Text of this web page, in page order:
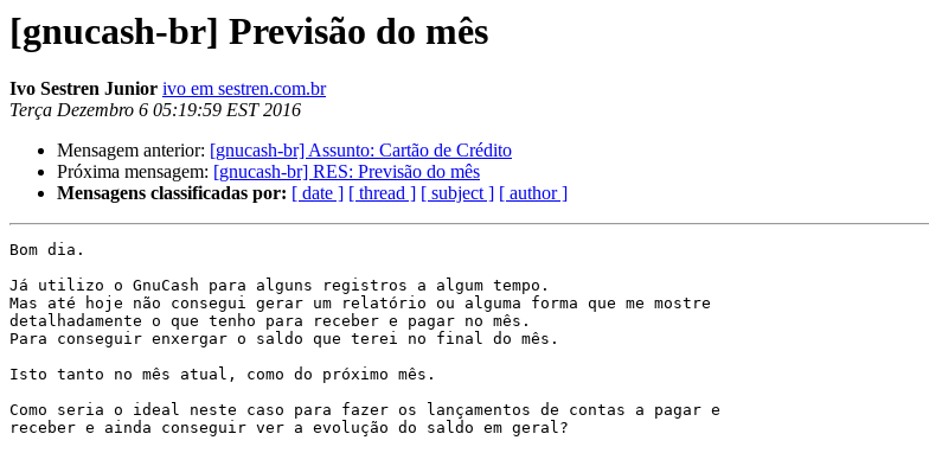
[gnucash-br] Previsão do mês
Ivo Sestren Junior ivo em sestren.com.br
Terça Dezembro 6 05:19:59 EST 2016
Mensagem anterior: [gnucash-br] Assunto: Cartão de Crédito
Próxima mensagem: [gnucash-br] RES: Previsão do mês
Mensagens classificadas por: [ date ] [ thread ] [ subject ] [ author ]
Bom dia.
Já utilizo o GnuCash para alguns registros a algum tempo.
Mas até hoje não consegui gerar um relatório ou alguma forma que me mostre
detalhadamente o que tenho para receber e pagar no mês.
Para conseguir enxergar o saldo que terei no final do mês.
Isto tanto no mês atual, como do próximo mês.
Como seria o ideal neste caso para fazer os lançamentos de contas a pagar e
receber e ainda conseguir ver a evolução do saldo em geral?